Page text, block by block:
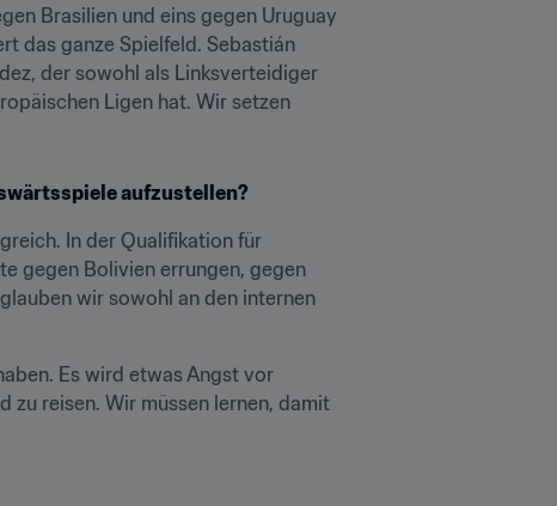
Brasilien und eins gegen Uruguay
das ganze Spielfeld. Sebastián
der sowohl als Linksverteidiger
Ligen hat. Wir setzen
aufzustellen?
In der Qualifikation für
gegen Bolivien errungen, gegen
wir sowohl an den internen
Es wird etwas Angst vor
zu reisen. Wir müssen lernen, damit